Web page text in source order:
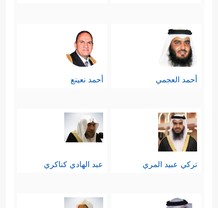
أحمد العجمي أحمد نعينع
تركي عبيد المري عبد الهادي كناكري